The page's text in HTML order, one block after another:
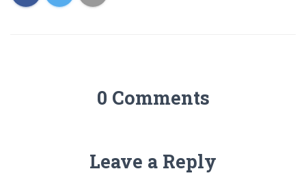
0 Comments
Leave a Reply